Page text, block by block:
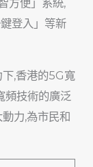
方便」系統,
登入」等新
,香港的5G寬
頻技術的廣泛
力,為市民和